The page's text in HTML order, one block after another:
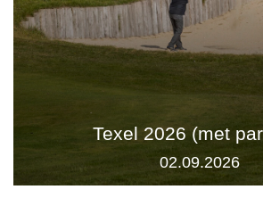
Texel 2026 (met
02.09.2026